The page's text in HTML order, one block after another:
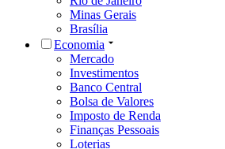
Minas Gerais
Brasília
Economia
Mercado
Investimentos
Banco Central
Bolsa de Valores
Imposto de Renda
Finanças Pessoais
Loterias